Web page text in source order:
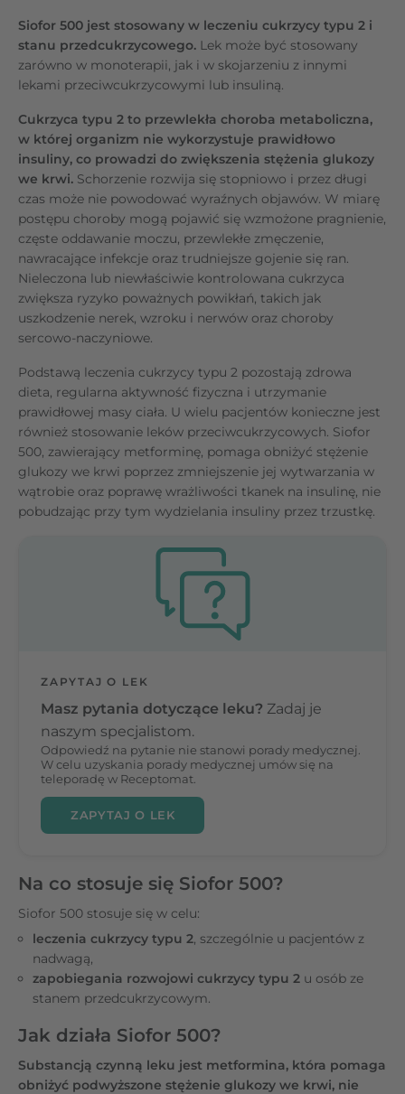
Siofor 500 jest stosowany w leczeniu cukrzycy typu 2 i
stanu przedcukrzycowego. Lek może być stosowany
zarówno w monoterapii, jak i w skojarzeniu z innymi
lekami przeciwcukrzycowymi lub insuliną.
Cukrzyca typu 2 to przewlekła choroba metaboliczna,
w której organizm nie wykorzystuje prawidłowo
insuliny, co prowadzi do zwiększenia stężenia glukozy
we krwi. Schorzenie rozwija się stopniowo i przez długi
czas może nie powodować wyraźnych objawów. W miarę
postępu choroby mogą pojawić się wzmożone pragnienie,
częste oddawanie moczu, przewlekłe zmęczenie,
nawracające infekcje oraz trudniejsze gojenie się ran.
Nieleczona lub niewłaściwie kontrolowana cukrzyca
zwiększa ryzyko poważnych powikłań, takich jak
uszkodzenie nerek, wzroku i nerwów oraz choroby
sercowo-naczyniowe.
Podstawą leczenia cukrzycy typu 2 pozostają zdrowa
dieta, regularna aktywność fizyczna i utrzymanie
prawidłowej masy ciała. U wielu pacjentów konieczne jest
również stosowanie leków przeciwcukrzycowych. Siofor
500, zawierający metforminę, pomaga obniżyć stężenie
glukozy we krwi poprzez zmniejszenie jej wytwarzania w
wątrobie oraz poprawę wrażliwości tkanek na insulinę, nie
pobudzając przy tym wydzielania insuliny przez trzustkę.
ZAPYTAJ O LEK
Masz pytania dotyczące leku? Zadaj je
naszym specjalistom.
Odpowiedź na pytanie nie stanowi porady medycznej.
W celu uzyskania porady medycznej umów się na
teleporadę w Receptomat.
ZAPYTAJ O LEK
Na co stosuje się Siofor 500?
Siofor 500 stosuje się w celu:
leczenia cukrzycy typu 2, szczególnie u pacjentów z
nadwagą,
zapobiegania rozwojowi cukrzycy typu 2 u osób ze
stanem przedcukrzycowym.
Jak działa Siofor 500?
Substancją czynną leku jest metformina, która pomaga
obniżyć podwyższone stężenie glukozy we krwi, nie